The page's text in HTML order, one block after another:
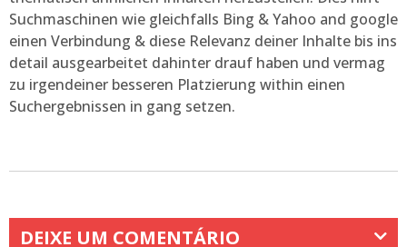
Suchmaschinen wie gleichfalls Bing & Yahoo and google
einen Verbindung & diese Relevanz deiner Inhalte bis ins
detail ausgearbeitet dahinter drauf haben und vermag
zu irgendeiner besseren Platzierung within einen
Suchergebnissen in gang setzen.
DEIXE UM COMENTÁRIO